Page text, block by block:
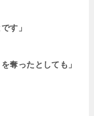
す」
奪ったとしても」